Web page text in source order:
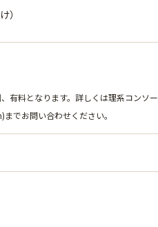
）
有料となります。詳しくは理系コンソー
でお問い合わせください。